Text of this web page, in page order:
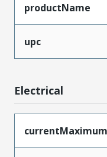
productName
upc
Electrical